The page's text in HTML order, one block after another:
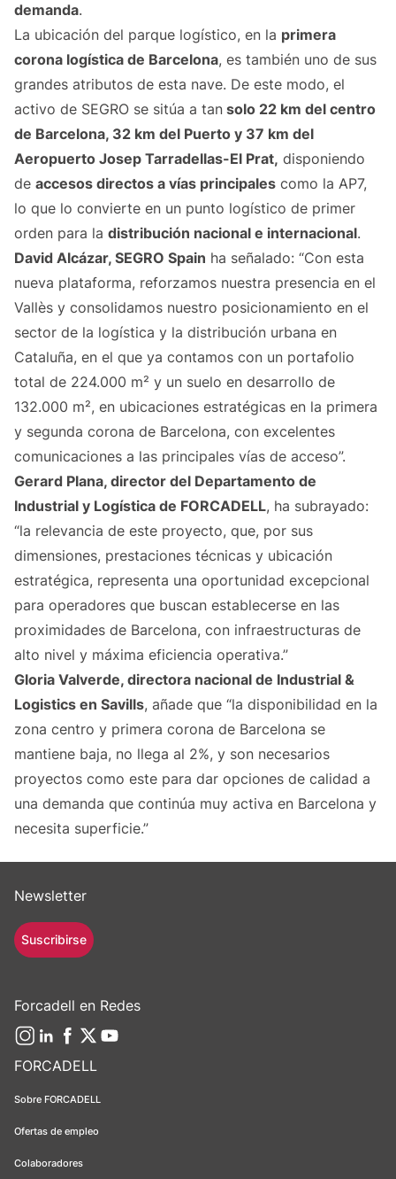
demanda.
La ubicación del parque logístico, en la primera
corona logística de Barcelona, es también uno de sus
grandes atributos de esta nave. De este modo, el
activo de SEGRO se sitúa a tan solo 22 km del centro
de Barcelona, 32 km del Puerto y 37 km del
Aeropuerto Josep Tarradellas-El Prat, disponiendo
de accesos directos a vías principales como la AP7,
lo que lo convierte en un punto logístico de primer
orden para la distribución nacional e internacional.
David Alcázar, SEGRO Spain ha señalado: “Con esta
nueva plataforma, reforzamos nuestra presencia en el
Vallès y consolidamos nuestro posicionamiento en el
sector de la logística y la distribución urbana en
Cataluña, en el que ya contamos con un portafolio
total de 224.000 m² y un suelo en desarrollo de
132.000 m², en ubicaciones estratégicas en la primera
y segunda corona de Barcelona, con excelentes
comunicaciones a las principales vías de acceso”.
Gerard Plana, director del Departamento de
Industrial y Logística de FORCADELL, ha subrayado:
“la relevancia de este proyecto, que, por sus
dimensiones, prestaciones técnicas y ubicación
estratégica, representa una oportunidad excepcional
para operadores que buscan establecerse en las
proximidades de Barcelona, con infraestructuras de
alto nivel y máxima eficiencia operativa.”
Gloria Valverde, directora nacional de Industrial &
Logistics en Savills, añade que “la disponibilidad en la
zona centro y primera corona de Barcelona se
mantiene baja, no llega al 2%, y son necesarios
proyectos como este para dar opciones de calidad a
una demanda que continúa muy activa en Barcelona y
necesita superficie.”
FORCADELL
Sobre FORCADELL
Ofertas de empleo
Colaboradores
Newsletter
Suscribirse
Forcadell en Redes